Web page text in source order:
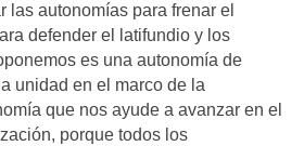
las autonomías para frenar el
defender el latifundio y los
es una autonomía de
unidad en el marco de la
que nos ayude a avanzar en el
porque todos los